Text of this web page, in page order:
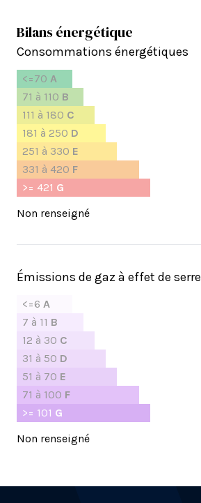
Bilans énergétique
Consommations énergétiques
<=70 A
71 à 110 B
111 à 180 C
181 à 250 D
251 à 330 E
331 à 420 F
>= 421 G
Non renseigné
Émissions de gaz à effet de serre
<=6 A
7 à 11 B
12 à 30 C
31 à 50 D
51 à 70 E
71 à 100 F
>= 101 G
Non renseigné